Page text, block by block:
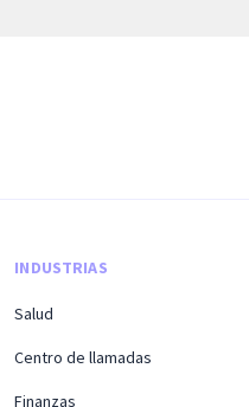
INDUSTRIAS
Salud
Centro de llamadas
Finanzas